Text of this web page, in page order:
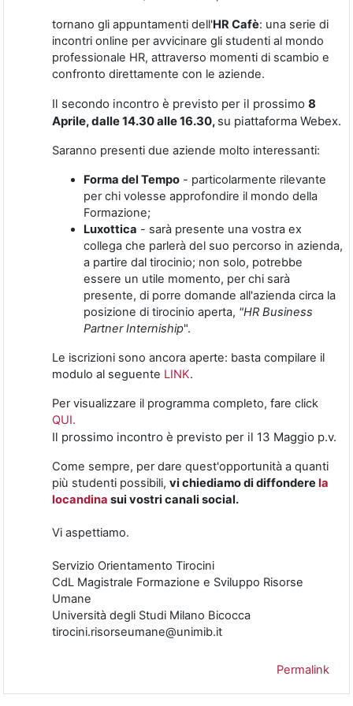
tornano gli appuntamenti dell'HR Cafè: una serie di
incontri online per avvicinare gli studenti al mondo
professionale HR, attraverso momenti di scambio e
confronto direttamente con le aziende.
Il secondo incontro è previsto per il prossimo 8
Aprile, dalle 14.30 alle 16.30, su piattaforma Webex.
Saranno presenti due aziende molto interessanti:
Forma del Tempo - particolarmente rilevante
per chi volesse approfondire il mondo della
Formazione;
Luxottica - sarà presente una vostra ex
collega che parlerà del suo percorso in azienda,
a partire dal tirocinio; non solo, potrebbe
essere un utile momento, per chi sarà
presente, di porre domande all'azienda circa la
posizione di tirocinio aperta, "HR Business
Partner Interniship".
Le iscrizioni sono ancora aperte: basta compilare il
modulo al seguente LINK.
Per visualizzare il programma completo, fare click
QUI.
Il prossimo incontro è previsto per il 13 Maggio p.v.
Come sempre, per dare quest'opportunità a quanti
più studenti possibili, vi chiediamo di diffonderela
locandina sui vostri canali social.
Vi aspettiamo.
Servizio Orientamento Tirocini
CdL Magistrale Formazione e Sviluppo Risorse
Umane
Università degli Studi Milano Bicocca
tirocini.risorseumane@unimib.it
Permalink